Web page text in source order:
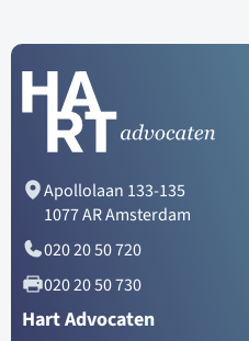
Apollolaan 133-135
1077 AR Amsterdam
020 20 50 720
020 20 50 730
Hart Advocaten